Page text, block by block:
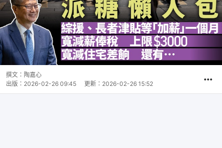
撰文： 陶嘉心
出版： 2026-02-26 09:45 更新： 2026-02-26 15:52